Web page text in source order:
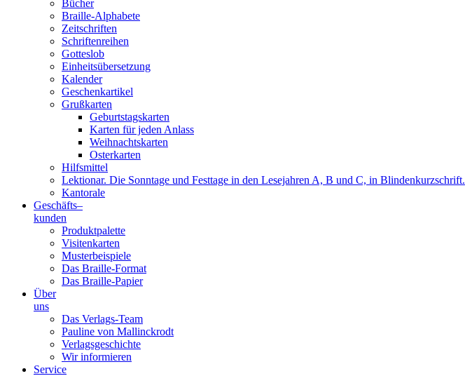
Druckerei
gGmbH
Bücher
Braille-Alphabete
Zeitschriften
Schriftenreihen
Gotteslob
Einheitsübersetzung
Kalender
Geschenkartikel
Grußkarten
Geburtstagskarten
Karten für jeden Anlass
Weihnachtskarten
Osterkarten
Hilfsmittel
Lektionar. Die Sonntage und Festtage in den Lesejahren A, B und C, in Blindenkurzschrift.
Kantorale
Geschäfts­–
kunden
Produktpalette
Visitenkarten
Musterbeispiele
Das Braille-Format
Das Braille-Papier
Über
uns
Das Verlags-Team
Pauline von Mallinckrodt
Verlagsgeschichte
Wir informieren
Service